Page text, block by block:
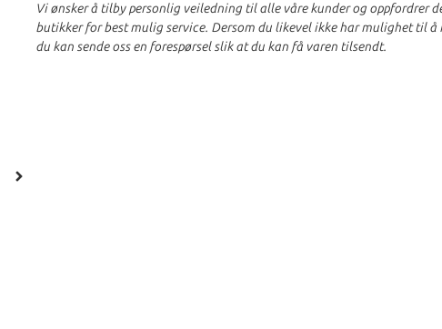
Vi ønsker å tilby personlig veiledning til alle våre kunder og oppfordrer
butikker for best mulig service. Dersom du likevel ikke har mulighet til
du kan sende oss en forespørsel slik at du kan få varen tilsendt.